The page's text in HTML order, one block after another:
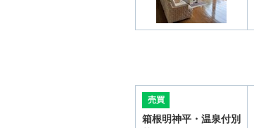
売買
箱根明神平・温泉付別